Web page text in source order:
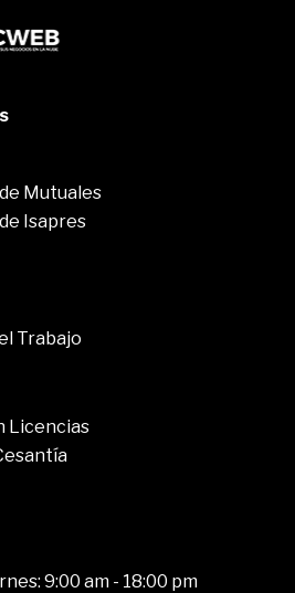
Mutuales
Isapres
Trabajo
Licencias
9:00 am - 18:00 pm